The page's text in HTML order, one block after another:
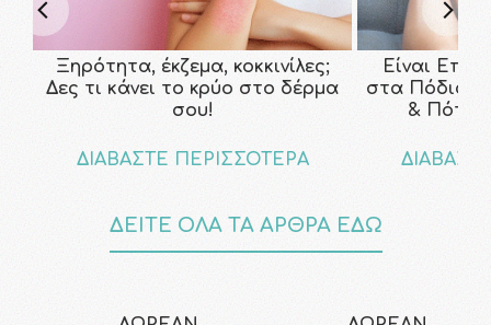
Ξηρότητα, έκζεμα, κοκκινίλες;
Δες τι κάνει το κρύο στο δέρμα
σου!
ΔΙΑΒΑΣΤΕ ΠΕΡΙΣΣΟΤΕΡΑ
Είναι
στα Πόδια;
& Πότε
ΔΕΙΤΕ ΟΛΑ ΤΑ ΑΡΘΡΑ ΕΔΩ